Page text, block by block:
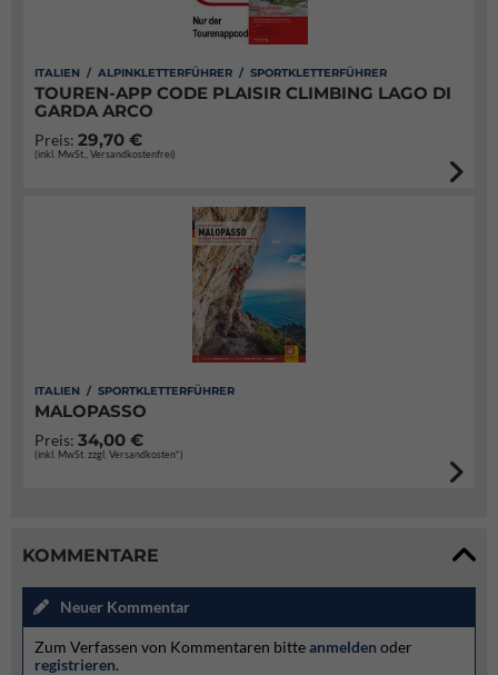
ITALIEN / ALPINKLETTERFÜHRER / SPORTKLETTERFÜHRER
TOUREN-APP CODE PLAISIR CLIMBING LAGO DI
GARDA ARCO
Preis: 29,70 €
(inkl. MwSt., Versandkostenfrei)
ITALIEN / SPORTKLETTERFÜHRER
MALOPASSO
Preis: 34,00 €
(inkl. MwSt. zzgl. Versandkosten*)
KOMMENTARE
Neuer Kommentar
Zum Verfassen von Kommentaren bitteanmelden oder
registrieren.